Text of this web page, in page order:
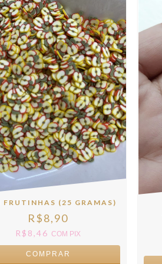
FRUTINHAS (25 GRAMAS)
R$8,90
R$8,46 COM PIX
COMPRAR